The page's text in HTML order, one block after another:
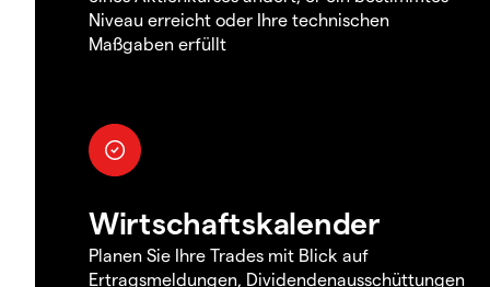
Niveau erreicht oder Ihre technischen
Maßgaben erfüllt
Wirtschaftskalender
Planen Sie Ihre Trades mit Blick auf
Ertragsmeldungen, Dividendenausschüttungen